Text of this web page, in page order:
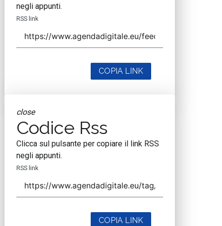
negli appunti.
RSS link
COPIA LINK
close
Codice Rss
Clicca sul pulsante per copiare il link RSS
negli appunti.
RSS link
COPIA LINK